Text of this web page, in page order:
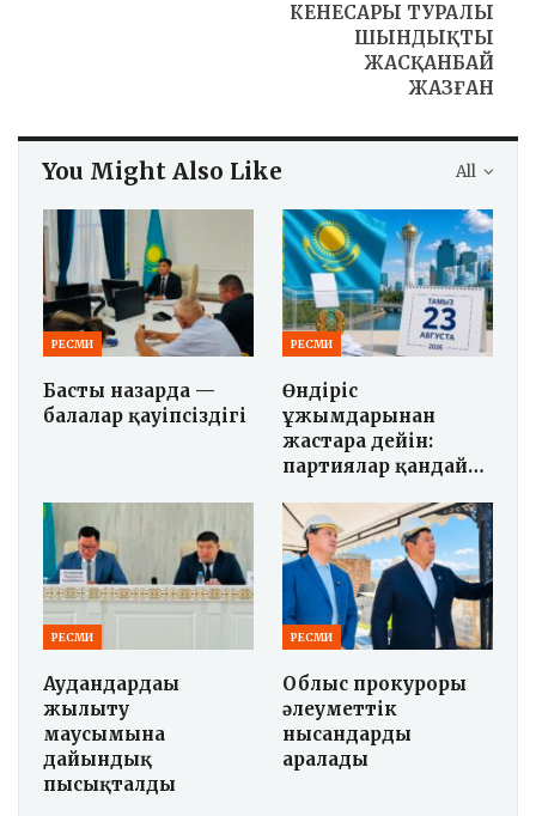
КЕНЕСАРЫ ТУРАЛЫ
ШЫНДЫҚТЫ
ЖАСҚАНБАЙ
ЖАЗҒАН
All
You Might Also Like
РЕСМИ
Басты назарда —
балалар қауіпсіздігі
РЕСМИ
Өндіріс
ұжымдарынан
жастарға дейін:
партиялар қандай…
РЕСМИ
Аудандардағы
жылыту
маусымына
дайындық
пысықталды
РЕСМИ
Облыс прокуроры
әлеуметтік
нысандарды
аралады